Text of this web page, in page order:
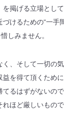
を掲げる立場とし
けるための“一手
しみません。
、そして一切の
益を得て頂くため
てるはずがないの
ほど厳しいもので